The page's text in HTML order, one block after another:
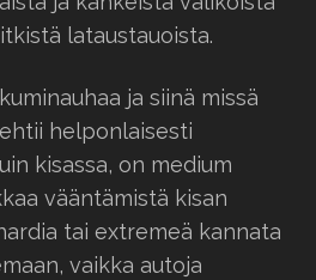
lataustauoista.
ja siinä missä
helponlaisesti
kisassa, on medium
vääntämistä kisan
tai extremeä kannata
vaikka autoja